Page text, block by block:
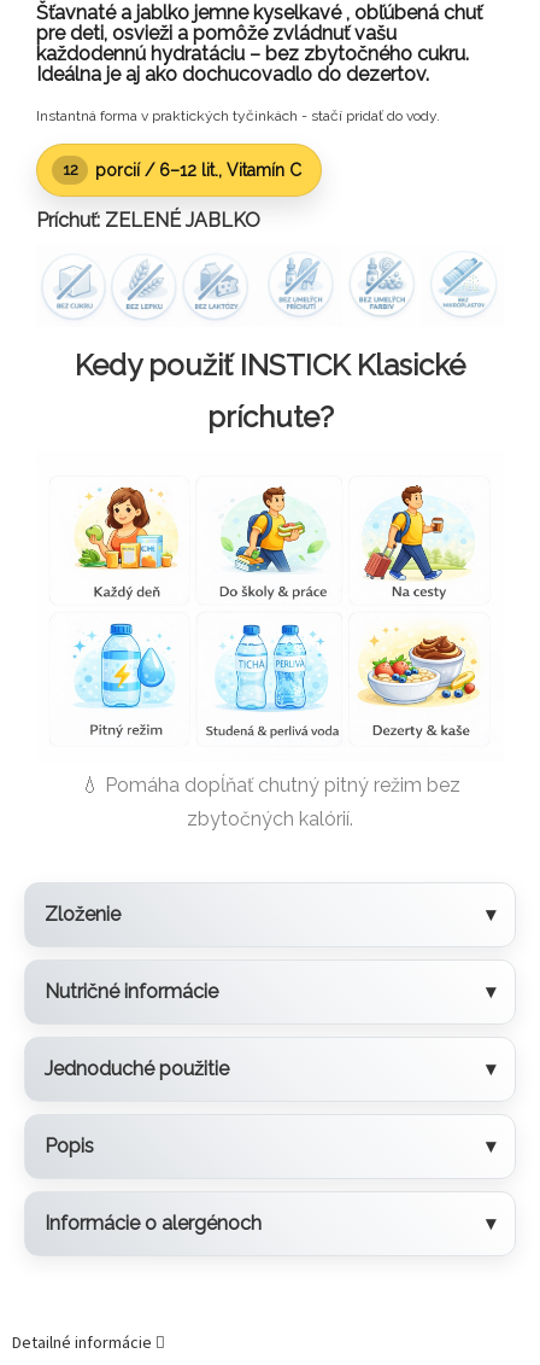
Šťavnaté a jablko jemne kyselkavé , obľúbená chuť
pre deti, osvieži a pomôže zvládnuť vašu
každodennú hydratáciu – bez zbytočného cukru.
Ideálna je aj ako dochucovadlo do dezertov.
Instantná forma v praktických tyčinkách - stačí pridať do vody.
12 porcií / 6–12 lit., Vitamín C
Príchuť: ZELENÉ JABLKO
Kedy použiť INSTICK Klasické
príchute?
💧 Pomáha dopĺňať chutný pitný režim bez
zbytočných kalórií.
Zloženie
Nutričné informácie
Jednoduché použitie
Popis
Informácie o alergénoch
Detailné informácie